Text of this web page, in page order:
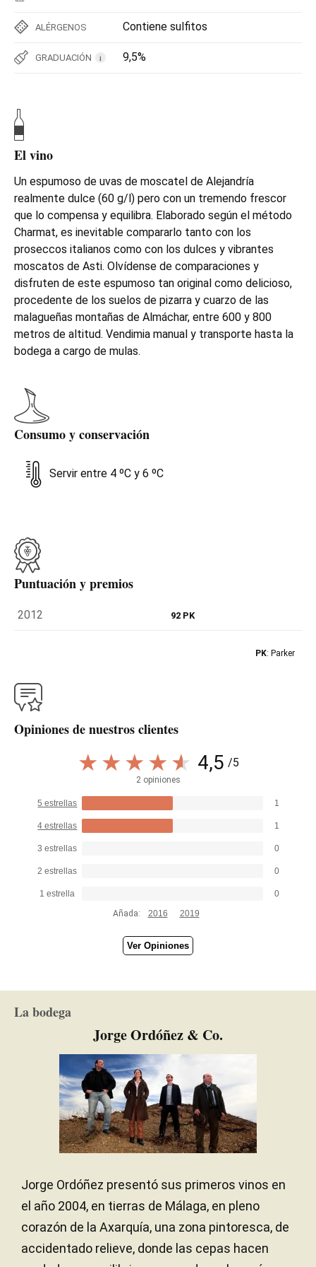
ALÉRGENOS Contiene sulfitos
GRADUACIÓN i 9,5%
El vino
Un espumoso de uvas de moscatel de Alejandría
realmente dulce (60 g/l) pero con un tremendo frescor
que lo compensa y equilibra. Elaborado según el método
Charmat, es inevitable compararlo tanto con los
proseccos italianos como con los dulces y vibrantes
moscatos de Asti. Olvídense de comparaciones y
disfruten de este espumoso tan original como delicioso,
procedente de los suelos de pizarra y cuarzo de las
malagueñas montañas de Almáchar, entre 600 y 800
metros de altitud. Vendimia manual y transporte hasta la
bodega a cargo de mulas.
Consumo y conservación
Servir entre 4 ºC y 6 ºC
Puntuación y premios
2012 92 PK
PK: Parker
Opiniones de nuestros clientes
4,5 /5
2 opiniones
5 estrellas 1
4 estrellas 1
3 estrellas 0
2 estrellas 0
1 estrella
0
Añada:
2016 2019
Ver Opiniones
La bodega
Jorge Ordóñez & Co.
Jorge Ordóñez presentó sus primeros vinos en
el año 2004, en tierras de Málaga, en pleno
corazón de la Axarquía, una zona pintoresca, de
accidentado relieve, donde las cepas hacen